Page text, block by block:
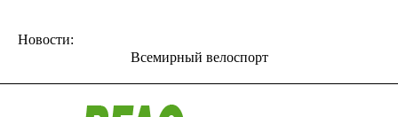
Новости:
Всемирный велоспорт